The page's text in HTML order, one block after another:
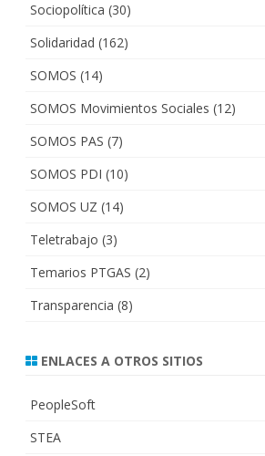
Sociopolítica (30)
Solidaridad (162)
SOMOS (14)
SOMOS Movimientos Sociales (12)
SOMOS PAS (7)
SOMOS PDI (10)
SOMOS UZ (14)
Teletrabajo (3)
Temarios PTGAS (2)
Transparencia (8)
ENLACES A OTROS SITIOS
PeopleSoft
STEA